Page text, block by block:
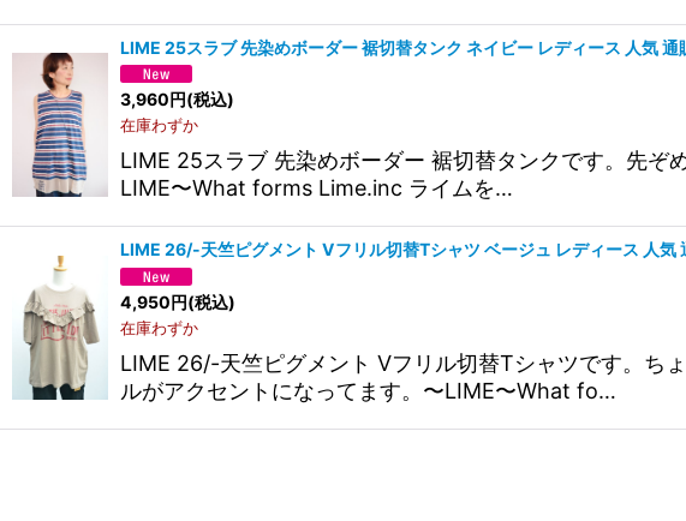
LIME 25スラブ 先染めボーダー 裾切替タンク ネイビー レディース 人気 通
3,960円(税込)
在庫わずか
LIME 25スラブ 先染めボーダー 裾切替タンクです。先ぞ
LIME〜What forms Lime.inc ライムを…
LIME 26/-天竺ピグメント Vフリル切替Tシャツ ベージュ レディース 人気
4,950円(税込)
在庫わずか
LIME 26/-天竺ピグメント Vフリル切替Tシャツです。ち
ルがアクセントになってます。〜LIME〜What fo…